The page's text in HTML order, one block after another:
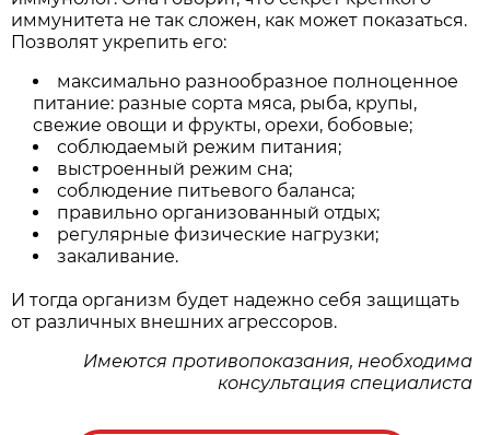
иммунитета не так сложен, как может показаться.
Позволят укрепить его:
максимально разнообразное полноценное
питание: разные сорта мяса, рыба, крупы,
свежие овощи и фрукты, орехи, бобовые;
соблюдаемый режим питания;
выстроенный режим сна;
соблюдение питьевого баланса;
правильно организованный отдых;
регулярные физические нагрузки;
закаливание.
И тогда организм будет надежно себя защищать
от различных внешних агрессоров.
Имеются противопоказания, необходима
консультация специалиста